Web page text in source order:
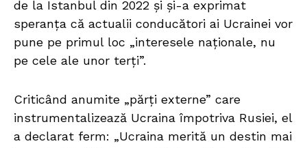
de la Istanbul din 2022 și și-a exprimat
speranța că actualii conducători ai Ucrainei vor
pune pe primul loc „interesele naționale, nu
pe cele ale unor terți”.
Criticând anumite „părți externe” care
instrumentalizează Ucraina împotriva Rusiei, el
a declarat ferm: „Ucraina merită un destin mai